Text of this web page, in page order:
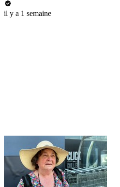
il y a 1 semaine